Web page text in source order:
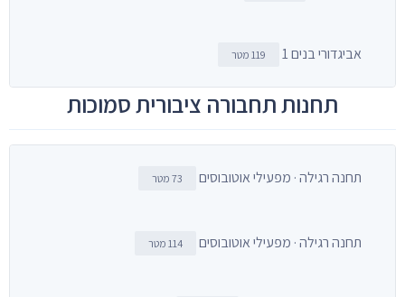
אביגדורי בנים 1 119 מטר
תחנות תחבורה ציבורית סמוכות
תחנה רגילה · מפעילי אוטובוסים 73 מטר
תחנה רגילה · מפעילי אוטובוסים 114 מטר